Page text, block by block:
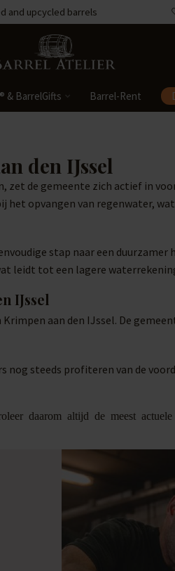
and upcycled barrels
& BarrelGifts Barrel-Rent
den IJssel
zet de gemeente zich actief in
opvangen van regenwater,
stap naar een
leidt tot een lagere
IJssel
aan den IJssel. De
nog steeds profiteren van de
daarom altijd de meest